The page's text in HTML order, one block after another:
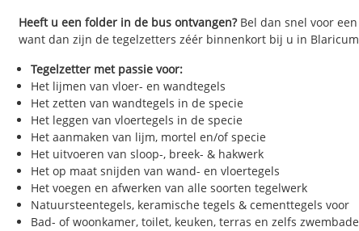
Heeft u een folder in de bus ontvangen?Bel dan snel voor
want dan zijn de tegelzetters zéér binnenkort bij u in
Tegelzetter met passie voor:
Het lijmen van vloer- en wandtegels
Het zetten van wandtegels in de specie
Het leggen van vloertegels in de specie
Het aanmaken van lijm, mortel en/of specie
Het uitvoeren van sloop-, breek- & hakwerk
Het op maat snijden van wand- en vloertegels
Het voegen en afwerken van alle soorten tegelwerk
Natuursteentegels, keramische tegels & cementtegels voor
Bad- of woonkamer, toilet, keuken, terras en zelfs